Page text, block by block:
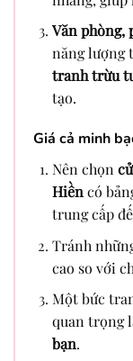
Văn phòng,
năng lượng
tranh trừu
tạo.
Giá cả minh
Nên chọn
Hiền có
trung cấp
Tránh
cao so với
Một bức
quan trọng
bạn.